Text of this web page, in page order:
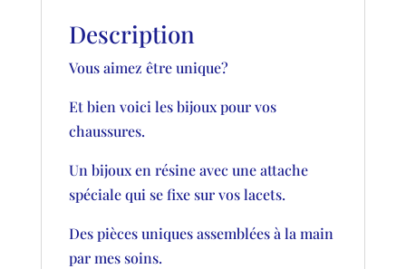
Description
Vous aimez être unique?
Et bien voici les bijoux pour vos
chaussures.
Un bijoux en résine avec une attache
spéciale qui se fixe sur vos lacets.
Des pièces uniques assemblées à la main
par mes soins.